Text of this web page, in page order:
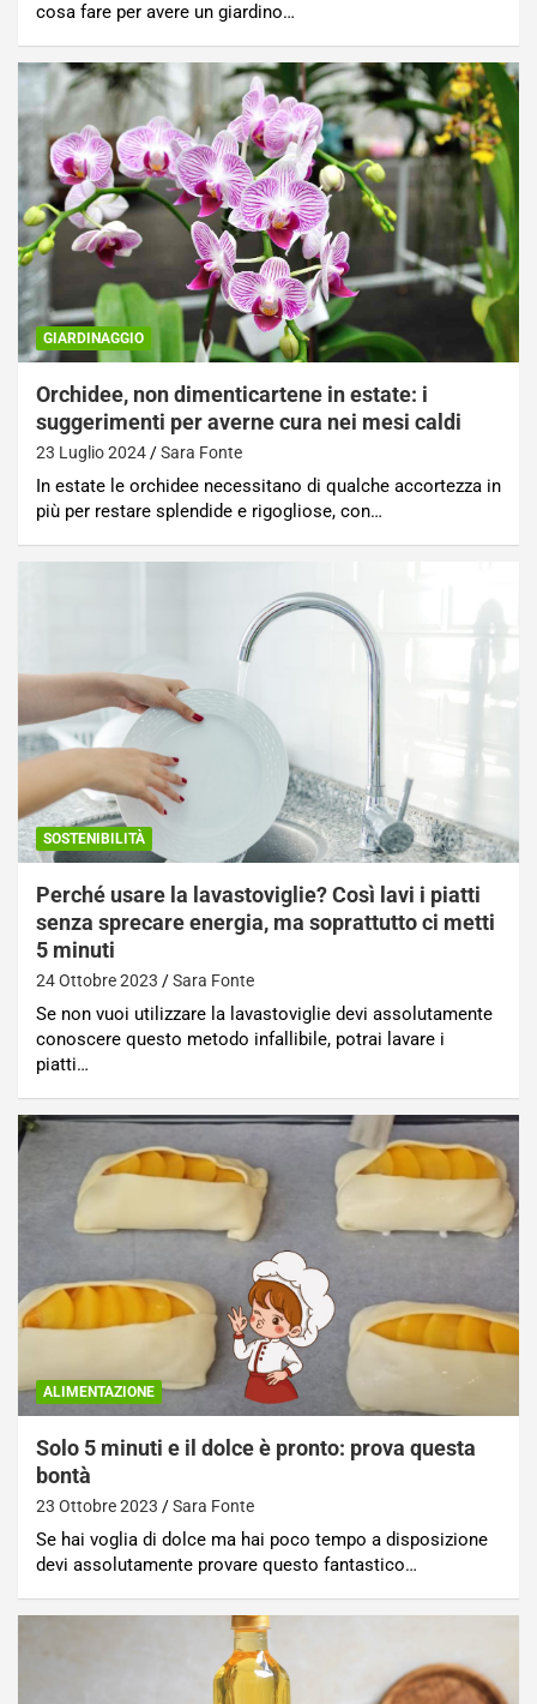
cosa fare per avere un giardino…
GIARDINAGGIO
Orchidee, non dimenticartene in estate: i
suggerimenti per averne cura nei mesi caldi
23 Luglio 2024 Sara Fonte
In estate le orchidee necessitano di qualche accortezza in
più per restare splendide e rigogliose, con…
SOSTENIBILITÀ
Perché usare la lavastoviglie? Così lavi i piatti
senza sprecare energia, ma soprattutto ci metti
5 minuti
24 Ottobre 2023 Sara Fonte
Se non vuoi utilizzare la lavastoviglie devi assolutamente
conoscere questo metodo infallibile, potrai lavare i
piatti…
ALIMENTAZIONE
Solo 5 minuti e il dolce è pronto: prova questa
bontà
23 Ottobre 2023 Sara Fonte
Se hai voglia di dolce ma hai poco tempo a disposizione
devi assolutamente provare questo fantastico…